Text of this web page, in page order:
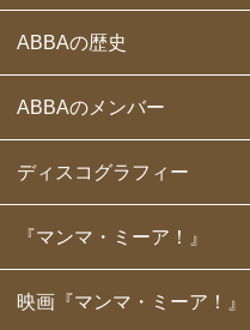
ABBAの歴史
ABBAのメンバー
ディスコグラフィー
『マンマ・ミーア！』
映画『マンマ・ミーア！』